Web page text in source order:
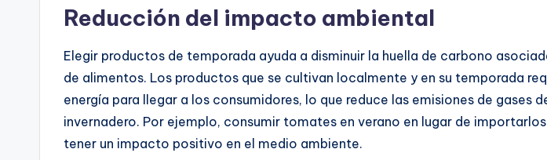
Reducción del impacto ambiental
Elegir productos de temporada ayuda a disminuir la huella de carbono
de alimentos. Los productos que se cultivan localmente y en su temporada
energía para llegar a los consumidores, lo que reduce las emisiones de gases
invernadero. Por ejemplo, consumir tomates en verano en lugar de
tener un impacto positivo en el medio ambiente.